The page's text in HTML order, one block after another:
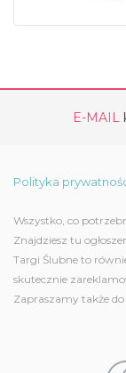
E-MAIL
Polityka
Wszystko, co
Znajdziesz tu
Targi Ślubne to
skutecznie
Zapraszamy także do